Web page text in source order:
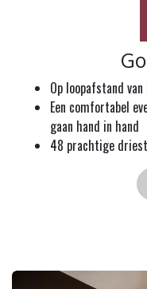
Op loopafstand
Een comfortabel
gaan hand in hand
48 prachtige